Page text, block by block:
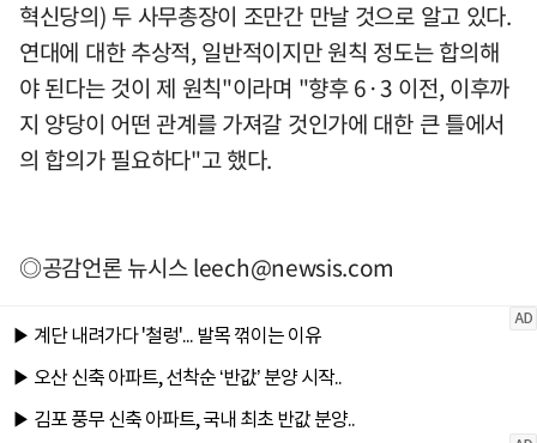
혁신당의) 두 사무총장이 조만간 만날 것으로 알고 있다.
연대에 대한 추상적, 일반적이지만 원칙 정도는 합의해
야 된다는 것이 제 원칙"이라며 "향후 6·3 이전, 이후까
지 양당이 어떤 관계를 가져갈 것인가에 대한 큰 틀에서
의 합의가 필요하다"고 했다.
◎공감언론 뉴시스leech@newsis.com